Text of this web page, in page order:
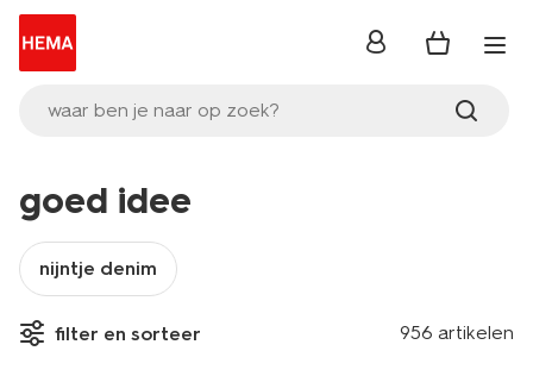
waar ben je naar op zoek?
inloggen
goed idee
nijntje denim
filter en sorteer 956 artikelen
sale